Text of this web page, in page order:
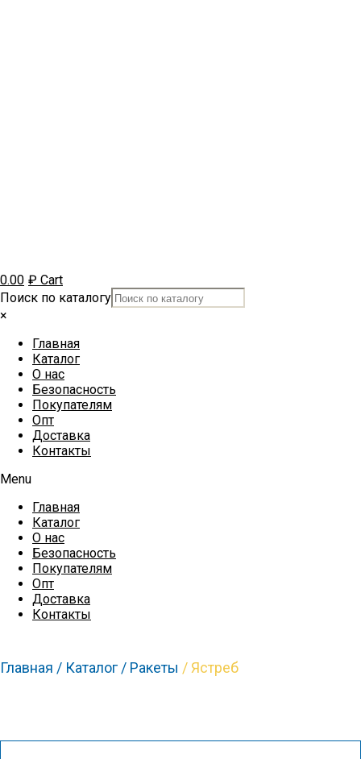
0.00 ₽ Cart
Поиск по каталогу
×
Главная
Каталог
О нас
Безопасность
Покупателям
Опт
Доставка
Контакты
Menu
Главная
Каталог
О нас
Безопасность
Покупателям
Опт
Доставка
Контакты
Главная / Каталог / Ракеты / Ястреб